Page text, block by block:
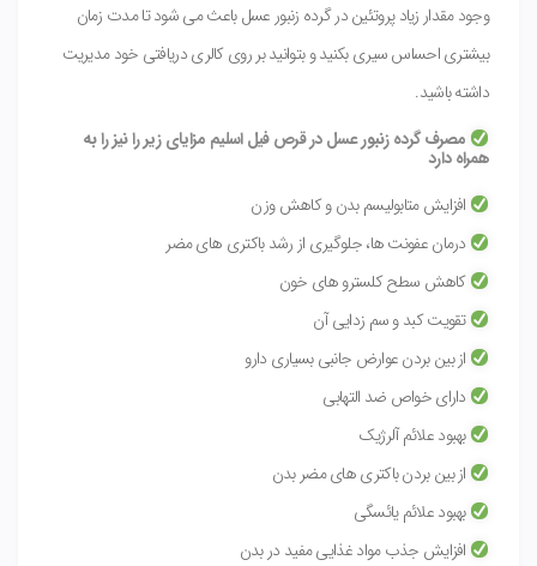
وجود مقدار زیاد پروتئین در گرده زنبور عسل باعث می شود تا مدت زمان
بیشتری احساس سیری بکنید و بتوانید بر روی کالری دریافتی خود مدیریت
داشته باشید.
مصرف گرده زنبور عسل در قرص فیل اسلیم مزایای زیر را نیز را به
همراه دارد
افزایش متابولیسم بدن و کاهش وزن
درمان عفونت ها، جلوگیری از رشد باکتری های مضر
کاهش سطح کلسترو های خون
تقویت کبد و سم زدایی آن
از بین بردن عوارض جانبی بسیاری دارو
دارای خواص ضد التهابی
بهبود علائم آلرژیک
از بین بردن باکتری های مضر بدن
بهبود علائم یائسگی
افزایش جذب مواد غذایی مفید در بدن